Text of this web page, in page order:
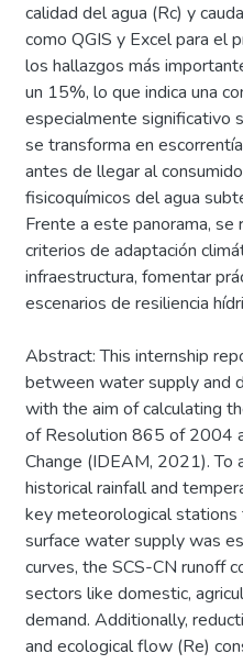
calidad del agua (Rc) y
como QGIS y Excel para el
los hallazgos más
un 15%, lo que indica una
especialmente significativo
se transforma en
antes de llegar al
fisicoquímicos del agua
Frente a este panorama,
criterios de adaptación
infraestructura, fomentar
escenarios de resiliencia
Abstract: This internship
between water supply and
with the aim of calculating
of Resolution 865 of 2004
Change (IDEAM, 2021). To
historical rainfall and
key meteorological stations
surface water supply was
curves, the SCS-CN runoff
sectors like domestic,
demand. Additionally,
and ecological flow (Re)